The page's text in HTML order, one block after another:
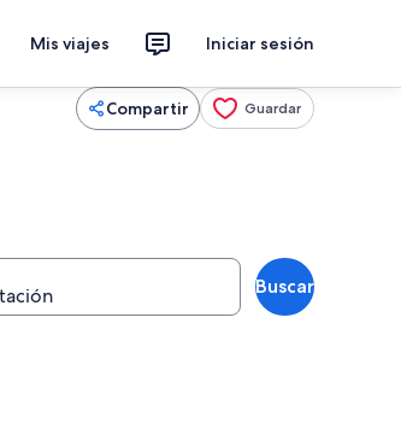
Mis viajes Iniciar sesión
Compartir Guardar
Buscar